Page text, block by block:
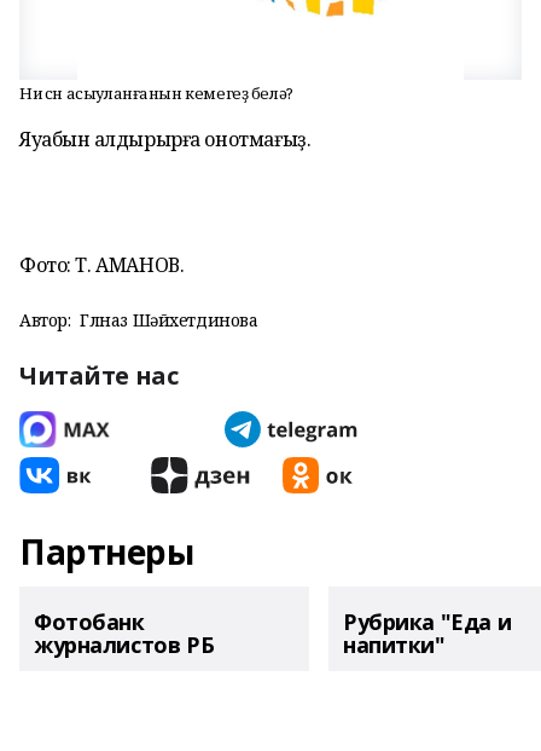
Ни өсөн асыуланғанын кемегеҙ белә?
Яуабын ҡалдырырға онотмағыҙ.
Фото: Т. АМАНОВ.
Автор: Гөлназ Шәйхетдинова
Читайте нас
Партнеры
Фотобанк
журналистов РБ
Рубрика "Еда и
напитки"